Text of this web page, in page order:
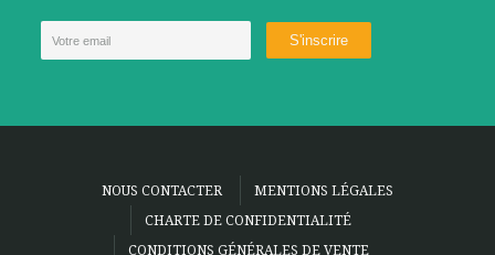
NOUS CONTACTER
MENTIONS LÉGALES
CHARTE DE CONFIDENTIALITÉ
CONDITIONS GÉNÉRALES DE VENTE